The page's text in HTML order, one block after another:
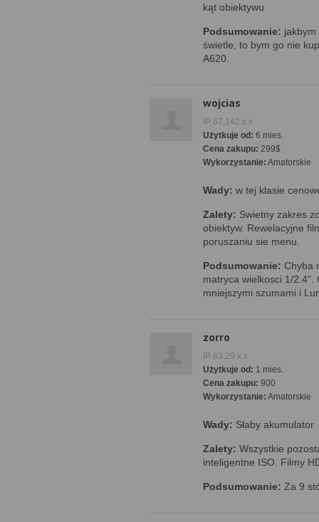
kąt obiektywu
Podsumowanie: jakbym
świetle, to bym go nie
A620.
wojcias
IP 67.142.x.x
Użytkuje od: 6 mies.
Cena zakupu: 299$
Wykorzystanie: Amatorskie
Wady: w tej klasie
Zalety: Swietny zakres
obiektyw. Rewelacyjne
poruszaniu sie menu.
Podsumowanie: Chyba
matryca wielkosci 1/2.4".
mniejszymi szumami i
zorro
IP 83.29.x.x
Użytkuje od: 1 mies.
Cena zakupu: 900
Wykorzystanie: Amatorskie
Wady: Słaby akumulator
Zalety: Wszystkie
inteligentne ISO. Filmy
Podsumowanie: Za 9